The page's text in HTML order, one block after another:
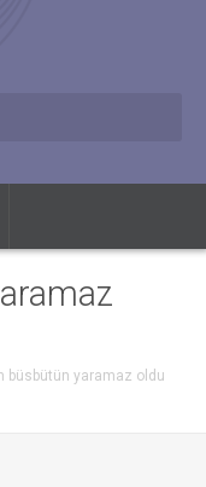
büsbütün yaramaz oldu